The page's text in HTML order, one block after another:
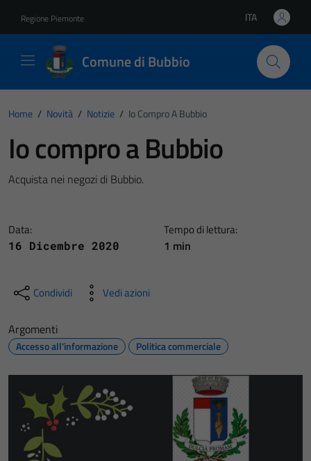
Regione Piemonte Lingua attiva:
ITA
Comune di Bubbio
Home / Novità / Notizie / Io Compro A Bubbio
Io compro a Bubbio
Acquista nei negozi di Bubbio.
Data:
16 Dicembre 2020
Tempo di lettura:
1 min
Condividi Vedi azioni
Argomenti
Accesso all'informazione Politica commerciale